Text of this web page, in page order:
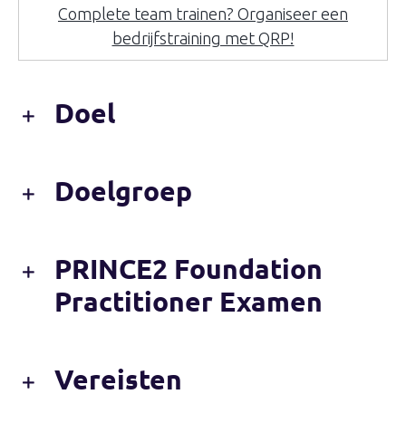
Complete team trainen? Organiseer een
bedrijfstraining met QRP!
Doel
Doelgroep
PRINCE2 Foundation
Practitioner Examen
Vereisten